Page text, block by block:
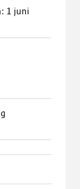
1 juni